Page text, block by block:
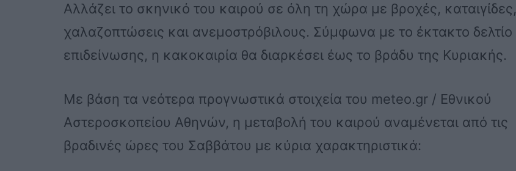
Αλλάζει το σκηνικό του καιρού σε όλη τη χώρα με βροχές, καταιγίδες,
χαλαζοπτώσεις και ανεμοστρόβιλους. Σύμφωνα με το έκτακτο δελτίο
επιδείνωσης, η κακοκαιρία θα διαρκέσει έως το βράδυ της Κυριακής.
Με βάση τα νεότερα προγνωστικά στοιχεία του meteo.gr / Εθνικού
Αστεροσκοπείου Αθηνών, η μεταβολή του καιρού αναμένεται από τις
βραδινές ώρες του Σαββάτου με κύρια χαρακτηριστικά: